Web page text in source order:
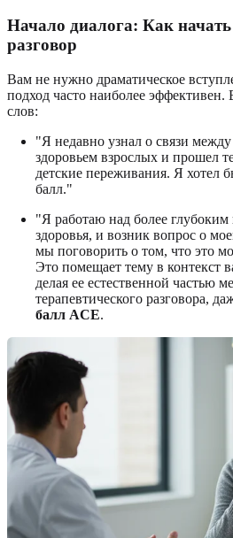
Начало диалога: Как
разговор
Вам не нужно драматическое
подход часто наиболее
слов:
"Я недавно узнал о связи
здоровьем взрослых и прошел
детские переживания. Я хотел
балл."
"Я работаю над более
здоровья, и возник вопрос о
мы поговорить о том, что это
Это помещает тему в контекст
делая ее естественной частью
терапевтического разговора,
балл ACE.